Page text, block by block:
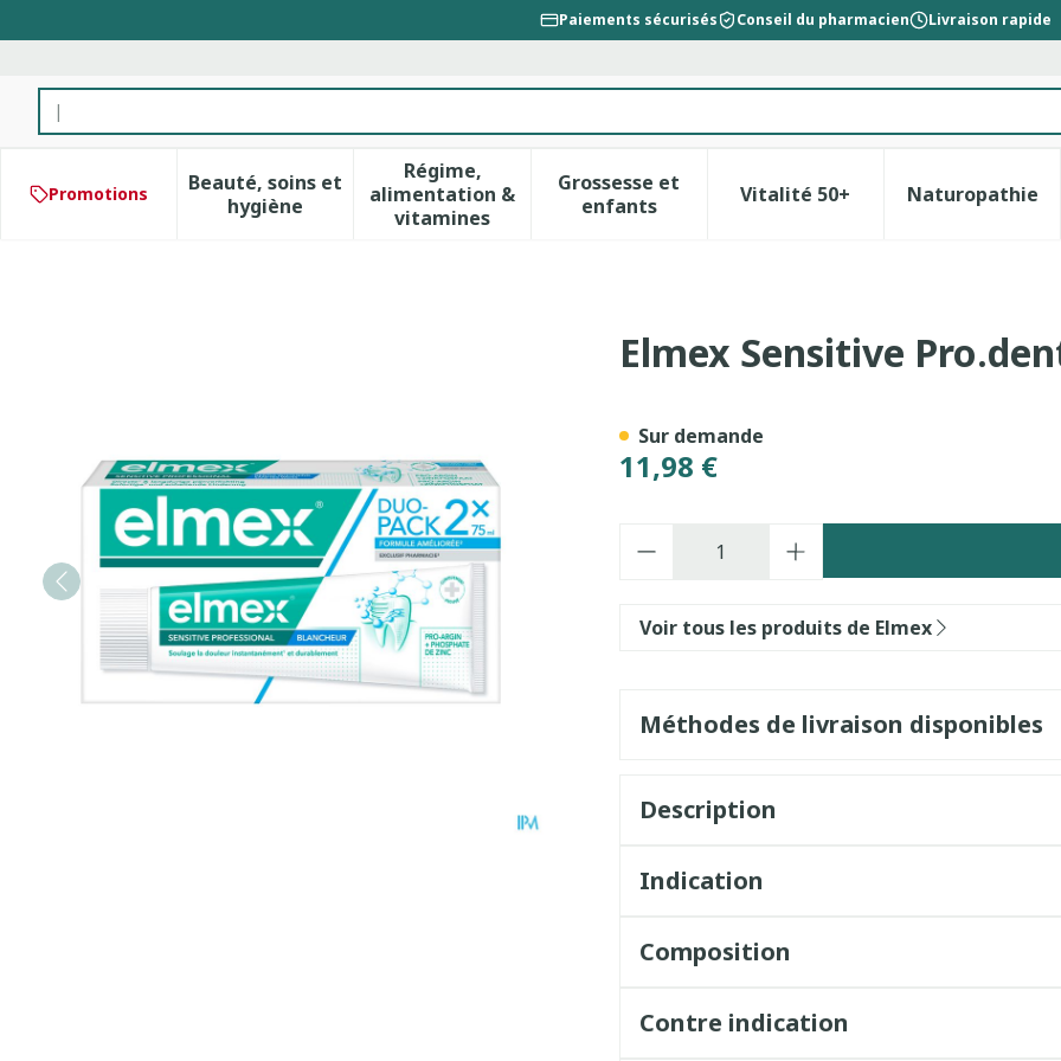
Paiements sécurisés Conseil du pharmacien Livraison rapide
Rechercher
Promotions
Beauté, soins et
hygièneAfficher le sous-menu pour la catégorie Beauté, soins et hygiène
Régime,
alimentation &
vitamines
Afficher le sous-menu pour la catégorie Régime, alimentation &
Grossesse et
enfants
Afficher le sous-menu pour la catégorie
Vitalité 50+Afficher le sous-menu pour
Naturopathie
Afficher
Elmex Sensitive Pro.dentifrice Blanch.2x75ml Nf
Elmex Sensitive
11,98 €
Sur demande
Voir tous les produits de Elmex
Méthodes de livraison disponibles
Description
Indication
Composition
Contre indication